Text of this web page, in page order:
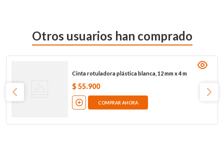
Otros usuarios han comprado
Cinta rotuladora plástica blanca, 12 mm x 4 m
$ 55.900
COMPRAR AHORA